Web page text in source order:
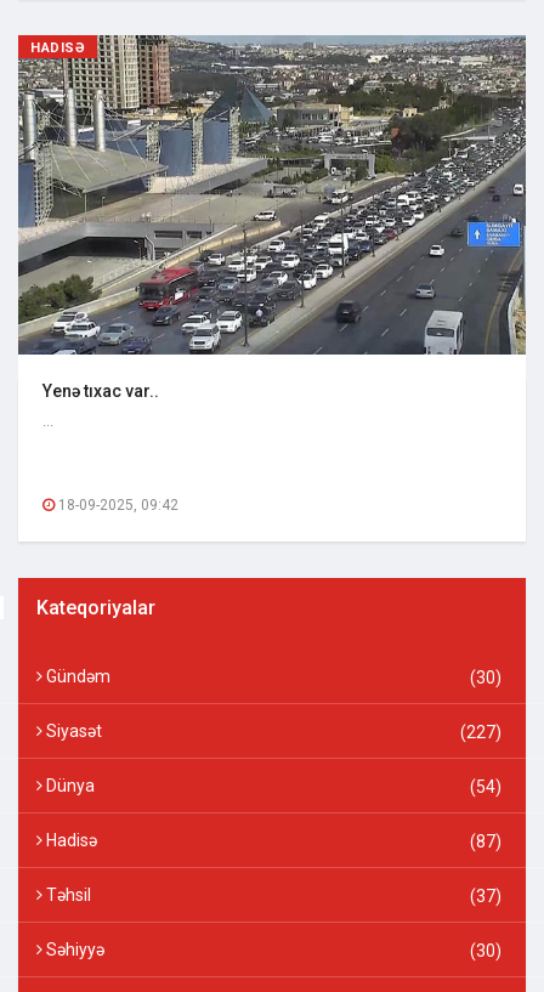
HADISƏ
Yenə tıxac var..
18-09-2025, 09:42
Kateqoriyalar
Gündəm (30)
Siyasət (227)
Dünya (54)
Hadisə (87)
Təhsil (37)
Səhiyyə (30)